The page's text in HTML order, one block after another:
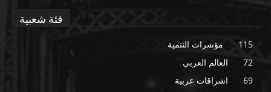
فئة شعبية
مؤشرات التنمية
115
العالم العربي
72
اشراقات عربية
69